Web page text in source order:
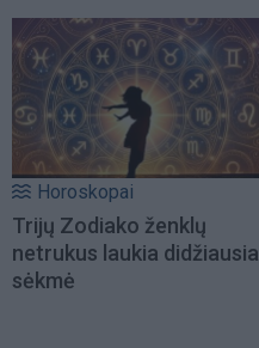
Horoskopai
Trijų Zodiako ženklų
netrukus laukia didžiausia
sėkmė